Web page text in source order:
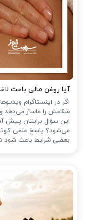
آیا روغن مالی باعث
اگر در اینستاگرام
شکمش را ماساژ می‌دهد و
این سؤال برایتان پیش
می‌شود؟ پاسخ علمی
بعضی شرایط باعث شود